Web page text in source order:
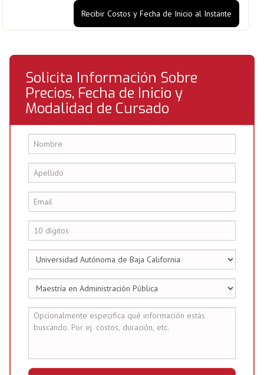
Recibir Costos y Fecha de Inicio al Instante
Solicita Información Sobre
Precios, Fecha de Inicio y
Modalidad de Cursado